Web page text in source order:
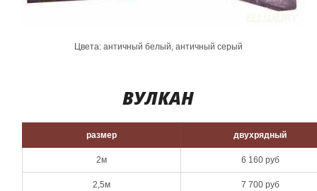
Цвета: античный белый, античный серый
ВУЛКАН
размер двухрядный
2м 6 160 руб
2,5м 7 700 руб